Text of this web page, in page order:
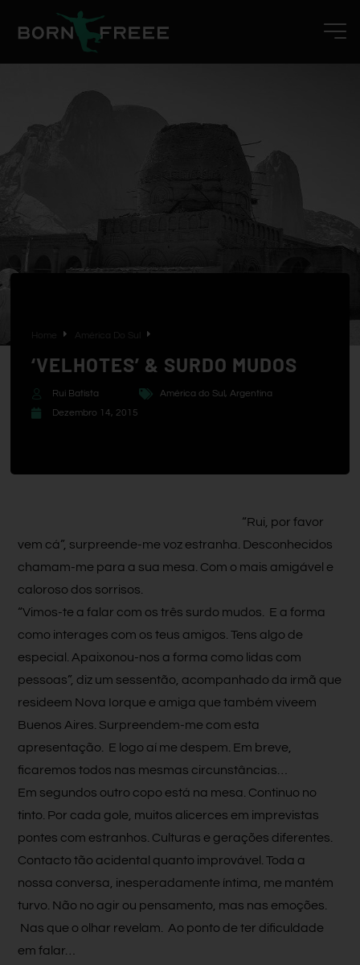
América Do Sul
‘VELHOTES’ & SURDO MUDOS
Rui Batista América do Sul, Argentina
Dezembro 14, 2015
“Rui, por favor
vem cá”, surpreende-me voz estranha. Desconhecidos
chamam-me para a sua mesa. Com o mais amigável e
caloroso dos sorrisos.
“Vimos-te a falar com os três surdo mudos. E a forma
como interages com os teus amigos. Tens algo de
especial. Apaixonou-nos a forma como lidas com
pessoas”, diz um sessentão, acompanhado da irmã que
resideem Nova Iorque e amiga que também viveem
Buenos Aires. Surpreendem-me com esta
apresentação. E logo aí me despem. Em breve,
ficaremos todos nas mesmas circunstâncias…
Em segundos outro copo está na mesa. Continuo no
tinto. Por cada gole, muitos alicerces em imprevistas
pontes com estranhos. Culturas e gerações diferentes.
Contacto tão acidental quanto improvável. Toda a
nossa conversa, inesperadamente íntima, me mantém
turvo. Não no agir ou pensamento, mas nas emoções.
Nas que o olhar revelam. Ao ponto de ter dificuldade
em falar…